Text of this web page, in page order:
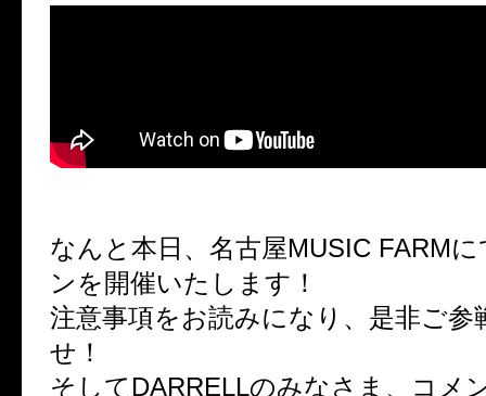
なんと本日、名古屋MUSIC FARM
ンを開催いたします！
注意事項をお読みになり、是非ご参
せ！
そしてDARRELLのみなさま、コメ